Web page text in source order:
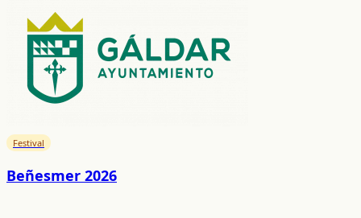
Festival
Beñesmer 2026